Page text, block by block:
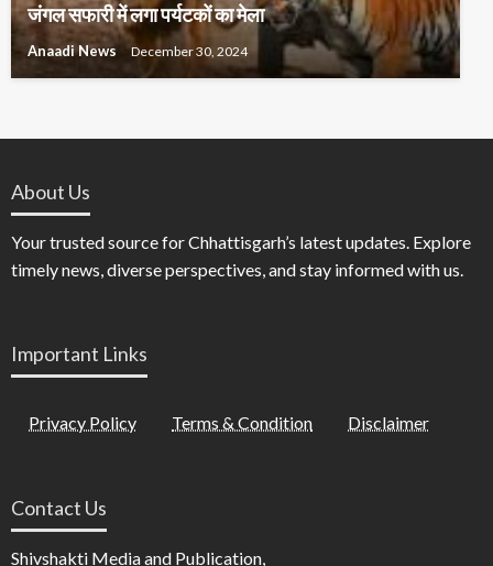
जंगल सफारी में लगा पर्यटकों का मेला
Anaadi News December 30, 2024
About Us
Your trusted source for Chhattisgarh’s latest updates. Explore
timely news, diverse perspectives, and stay informed with us.
Important Links
Privacy Policy Terms & Condition Disclaimer
Contact Us
Shivshakti Media and Publication,